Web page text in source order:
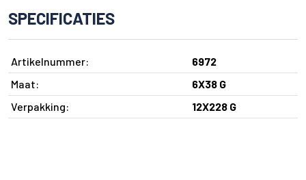
SPECIFICATIES
Artikelnummer:
6972
Maat:
6X38 G
Verpakking:
12X228 G